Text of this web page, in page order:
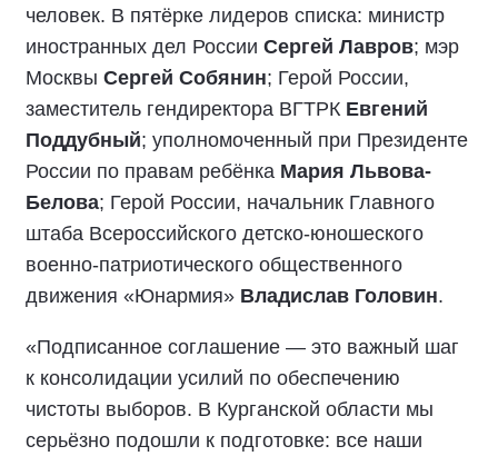
человек. В пятёрке лидеров списка: министр
иностранных дел России Сергей Лавров; мэр
Москвы Сергей Собянин; Герой России,
заместитель гендиректора ВГТРК Евгений
Поддубный; уполномоченный при Президенте
России по правам ребёнка Мария Львова-
Белова; Герой России, начальник Главного
штаба Всероссийского детско-юношеского
военно-патриотического общественного
движения «Юнармия» Владислав Головин.
«Подписанное соглашение — это важный шаг
к консолидации усилий по обеспечению
чистоты выборов. В Курганской области мы
серьёзно подошли к подготовке: все наши